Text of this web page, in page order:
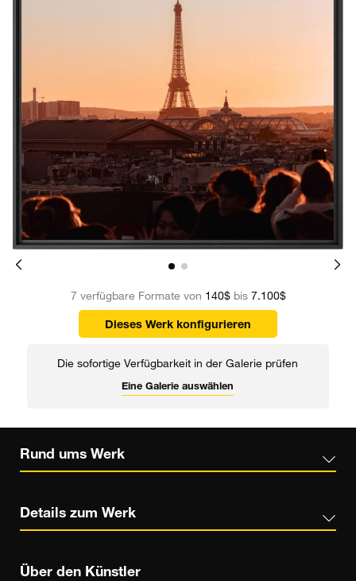
7 verfügbare Formate von 140$bis 7.100$
Dieses Werk konfigurieren
Die sofortige Verfügbarkeit in der Galerie prüfen
Eine Galerie auswählen
Rund ums Werk
Details zum Werk
Über den Künstler